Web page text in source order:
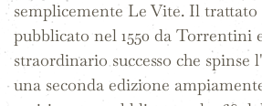
semplicemente Le Vite. Il trattato
pubblicato nel 1550 da Torrentini
straordinario successo che spinse
una seconda edizione